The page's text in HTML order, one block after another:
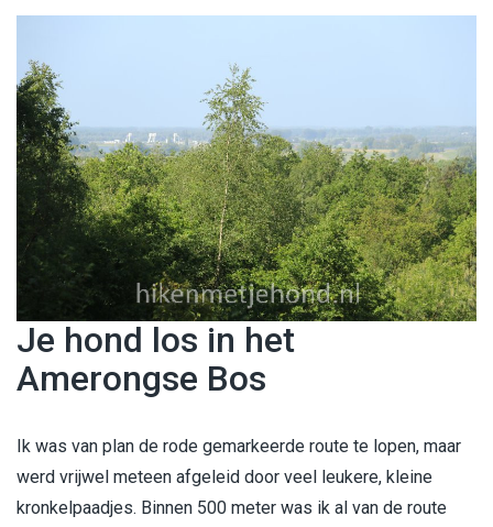
Je hond los in het
Amerongse Bos
Ik was van plan de rode gemarkeerde route te lopen, maar
werd vrijwel meteen afgeleid door veel leukere, kleine
kronkelpaadjes. Binnen 500 meter was ik al van de route